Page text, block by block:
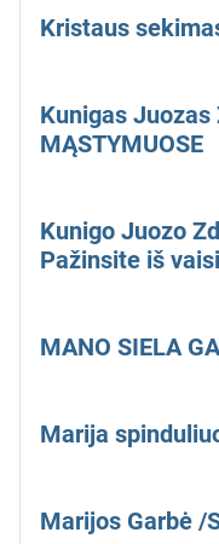
Kristaus
Kunigas Juozas
MĄSTYMUOSE
Kunigo Juozo
Pažinsite iš
MANO SIELA
Marija
Marijos Garbė /